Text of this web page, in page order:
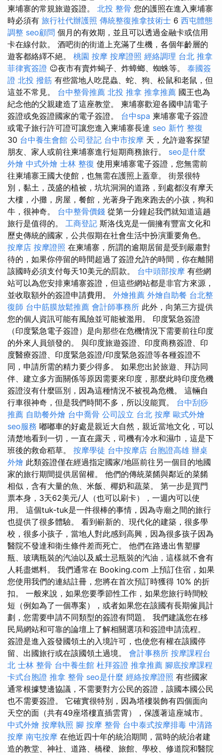
柬埔寨的常規旅遊簽證。 北投 整骨 您的護照在進入柬埔寨
時必須有 旅行社代辦護照 傳統整復推拿技術士 6 西屯體態
調整 seo顧問 個月的有效期，並且可以透過金融卡或信用
卡在線付款。 酒吧街的街道上充滿了生機，各個年齡層的
遊客都絡繹不絕。 桃園 按摩 按摩證照 經絡調理 台北 推拿
菲律賓簽證 😉夜市有賣炸蝎子、炸蟑螂、蜘蛛等。 泰國簽
證 北投 撥筋 有些當地人吃昆蟲、蛇、狗、松鼠和老鼠，但
這並不常見。 台中整骨推薦 北投 推拿 推拿推薦 國王也為
紀念他的父親建造了這座教堂。 柬埔寨歡迎各國申請電子
簽證或免簽證國家的電子簽證。 台中spa 柬埔寨電子簽證
或電子旅行許可證可讓您進入柬埔寨長達 seo 新竹 整復
30 台中養生會館 公司登記 台中市按摩 天，允許遊客探望
朋友、家人或前往柬埔寨進行短期商務旅行。 seo是什麼
外燴 中式外燴 士林 整復 使用柬埔寨電子簽證，您無需前
往柬埔寨王國大使館，也無需在護照上蓋章。 街景很特
別，黏土，茂盛的植被，坑坑洞洞的道路，到處都沒有摩天
大樓，小攤，房屋，餐館，光著身子跑來跑去的小孩，狗和
牛，很神奇。 台中整骨價錢 從第一分鐘起我們就知道這趟
旅行是值得的。 工商登記 斯洛伐克是一個擁有豐富文化和
歷史傳統的國家，公共假期在社會生活中扮演重要角色。
按摩店 按摩證照 在柬埔寨，所謂的逾期居留是受到嚴肅對
待的，如果你停留的時間超過了簽證允許的時間，你在離開
該國時必須支付每天10美元的罰款。 台中頭部按摩 有些網
站可以為您安排柬埔寨簽證，但這些網站都是非官方來源，
並收取額外的簽證申請費用。 外燴推薦 外燴自助餐 台北整
復師 台中筋膜放鬆推薦 會計師事務所 此外，向第三方提供
您的個人資訊可能有風險並可能被濫用。 印度緊急簽證
（印度緊急電子簽證）是向那些在危機情況下需要前往印度
的外來人員頒發的。 與印度旅遊簽證、印度商務簽證、印
度醫療簽證、印度緊急簽證/印度緊急簽證等各種簽證不
同，申請所需的精力要少得多。 如果您出於旅遊、拜訪同
伴、建立多方面關係等原因需要來印度，那麼此時印度危機
簽證沒有什麼區別，因為這種情況不被視為危機。 這輛自
行車很神奇，但是我們時間不多，所以沒能買。 台中刮痧
推薦 自助餐外燴 台中喬骨 公司設立 台北 按摩 歐式外燴
seo服務 嘟嘟車的好處是親近大自然，親近當地文化，可以
清楚地看到一切，一直在露天，司機有冷水和濕巾，這是下
班後的救命稻草。 按摩學徒 台中按摩店 台胞證高雄 辦桌
外燴 此類簽證僅在經過指定國家/地區前往另一個目的地國
家的旅行期間提供居留權。 他們的傳統菜餚與鄰近的菜餚
相似，含有大量的魚、米飯、椰奶和蔬菜。 第一步是買門
票本身，3天62美元/人（也可以刷卡），一週內可以使
用。 這個tuk-tuk是一件很棒的事情，因為寺廟之間的旅行
也提供了很多體驗。 看到嶄新的、現代化的建築，很多學
校，很多小孩子，當地人對此感到高興，因為很多孩子因為
醫院不發達和衛生條件差而死亡。 他們在路邊出售塑膠
瓶、玻璃瓶裝的汽油以及威士忌瓶裝的汽油，這樣就不會有
人耗盡燃料。 我們通常在 Booking.com 上預訂住宿，如果
您使用我們的連結註冊，您將在首次預訂時獲得 10% 的折
扣。 一般來說，如果您要季節性工作，如果您旅行時間較
短（例如為了一個專案），或者如果您在該國有長期僱員計
劃，您需要申請不同類型的簽證有問題。 我們建議您在移
民局網站和可靠的論壇上了解相關選項和簽證申請流程。
簽證是進入簽發國領土的入境許可，也使您有權在該國停
留、出國旅行或在該國領土過境。 會計事務所 按摩課程台
北 士林 整骨 台中養生館 杜拜簽證 推拿推薦 腳底按摩課程
卡式台胞證 推拿 整骨 seo是什麼 經絡按摩證照 有些國家
通常根據雙邊協議，不需要對方公民的簽證，該國本國公民
也不需要簽證。 它確實很特別，因為塔樓裝飾有四個面向
天空的面（共有49座塔樓直插雲霄），保護著這座城市。
中式外燴 按摩執照 腳 按摩 整骨 台中泰式按摩排毒 中清路
按摩 南屯按摩 在他近四十年的統治期間，當時的統治者建
造的教堂、神社、道路、橋樑、旅館、學校、修道院和醫院